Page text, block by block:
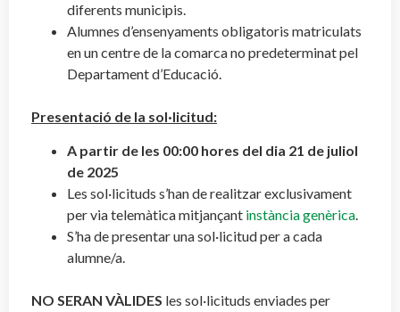
diferents municipis.
Alumnes d’ensenyaments obligatoris matriculats
en un centre de la comarca no predeterminat pel
Departament d’Educació.
Presentació de la sol·licitud:
A partir de les 00:00 hores del dia 21 de juliol
de 2025
Les sol·licituds s’han de realitzar exclusivament
per via telemàtica mitjançant instància genèrica.
S’ha de presentar una sol·licitud per a cada
alumne/a.
NO SERAN VÀLIDES les sol·licituds enviades per